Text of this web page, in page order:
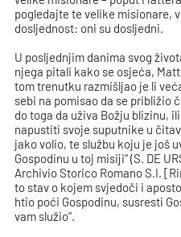
pogledajte te velike misionare,
dosljednost: oni su dosljedni.
U posljednjim danima svog
njega pitali kako se osjeća,
tom trenutku razmišljao je li
sebi na pomisao da se približio
do toga da uživa Božju blizinu,
napustiti svoje suputnike u
jako volio, te službu koju je još
Gospodinu u toj misiji“ (S. DE
Archivio Storico Romano S.I.
to stav o kojem svjedoči i
htio poći Gospodinu, susresti
vam služio“.